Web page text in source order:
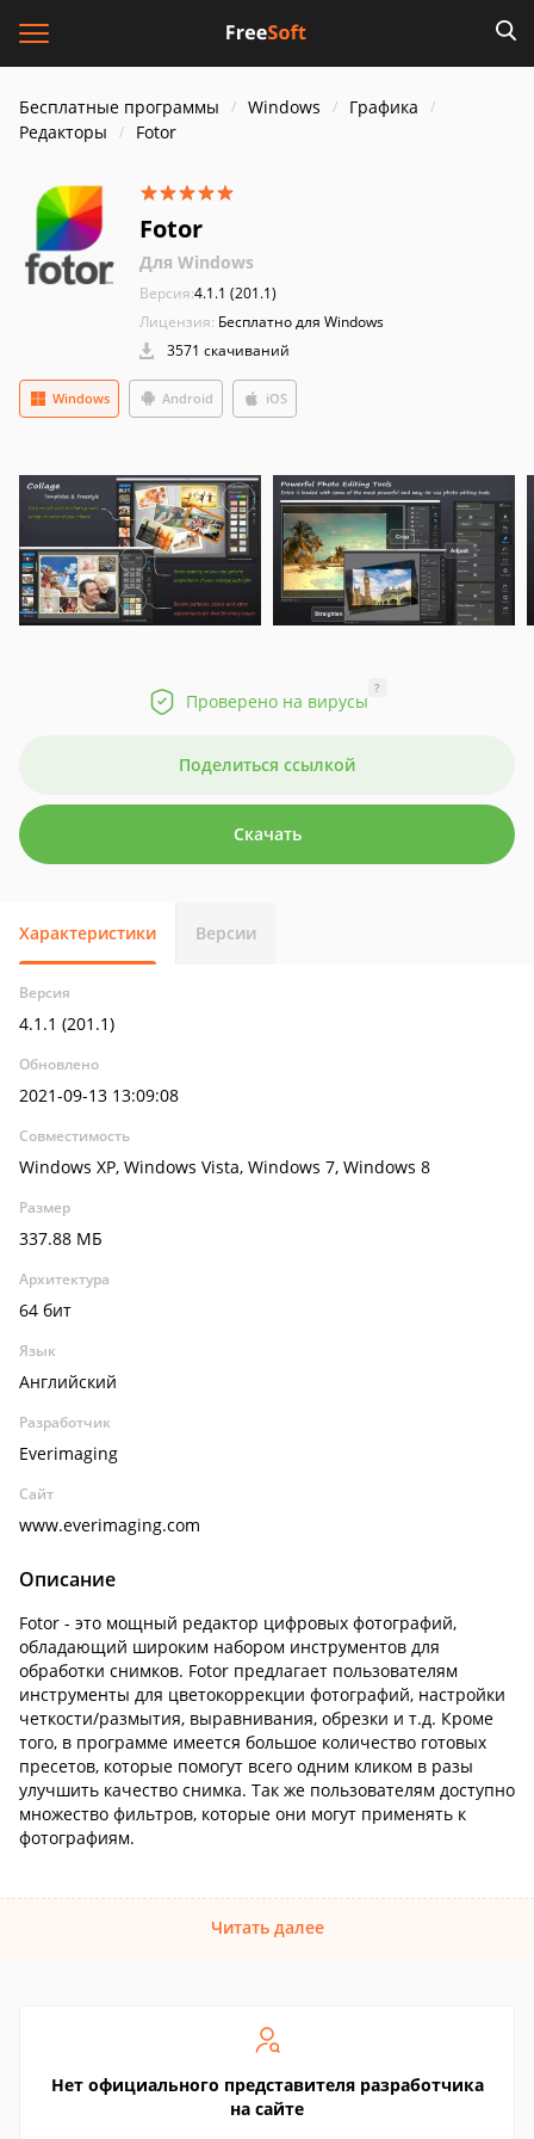
Бесплатные программы Windows
Графика
Редакторы
Fotor
Fotor
Для Windows
Версия:4.1.1 (201.1)
Лицензия: Бесплатно для Windows
3571 скачиваний
Windows Android iOS
Проверено на вирусы
?
Поделиться ссылкой
Скачать
Характеристики Версии
Версия
4.1.1 (201.1)
Обновлено
2021-09-13 13:09:08
Совместимость
Windows XP, Windows Vista, Windows 7, Windows 8
Размер
337.88 МБ
Архитектура
64 бит
Язык
Английский
Разработчик
Everimaging
Сайт
www.everimaging.com
Описание
Fotor - это мощный редактор цифровых фотографий,
обладающий широким набором инструментов для
обработки снимков. Fotor предлагает пользователям
инструменты для цветокоррекции фотографий, настройки
четкости/размытия, выравнивания, обрезки и т.д. Кроме
того, в программе имеется большое количество готовых
пресетов, которые помогут всего одним кликом в разы
улучшить качество снимка. Так же пользователям доступно
множество фильтров, которые они могут применять к
фотографиям.
Читать далее
Нет официального представителя разработчика
на сайте